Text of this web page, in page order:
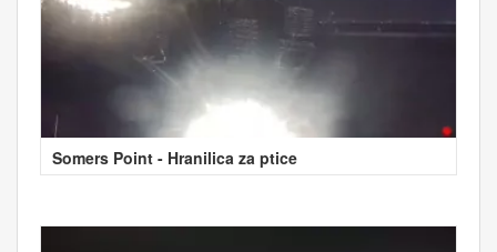
Somers Point - Hranilica za ptice